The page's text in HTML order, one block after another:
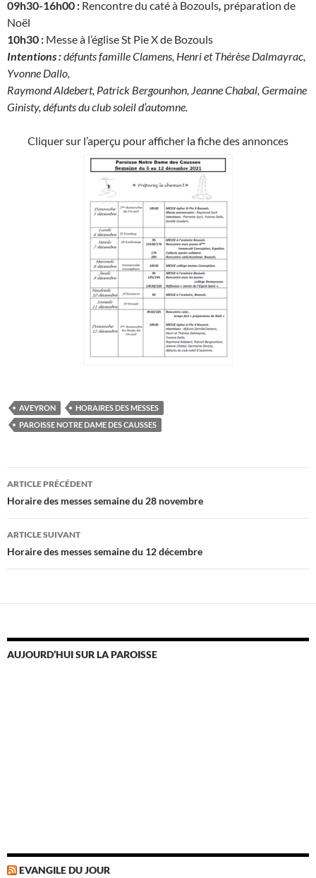
09h30-16h00 : Rencontre du caté à Bozouls, préparation de
Noël
10h30 : Messe à l’église St Pie X de Bozouls
Intentions :défunts famille Clamens, Henri et Thérèse Dalmayrac,
Yvonne Dallo,
Raymond Aldebert, Patrick Bergounhon, Jeanne Chabal, Germaine
Ginisty, défunts du club soleil d’automne.
Cliquer sur l’aperçu pour afficher la fiche des annonces
AVEYRON
HORAIRES DES MESSES
PAROISSE NOTRE DAME DES CAUSSES
Navigation
des
articles
ARTICLE PRÉCÉDENT
Horaire des messes semaine du 28 novembre
ARTICLE SUIVANT
Horaire des messes semaine du 12 décembre
AUJOURD’HUI SUR LA PAROISSE
EVANGILE DU JOUR